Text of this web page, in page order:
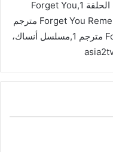
Love,مسلسل أنساك، أتذكر الحب الحلقة 1,Forget You
Remember Love مترجم,Forget You Remember Love مترجم
الحلقة 1,Forget You Remember Love مترجم 1,مسلسل أنساك،